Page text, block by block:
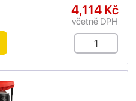
4,114 Kč
včetně DPH